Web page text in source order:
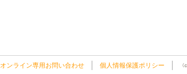
オンライン専用お問い合わせ 個人情報保護ポリシー